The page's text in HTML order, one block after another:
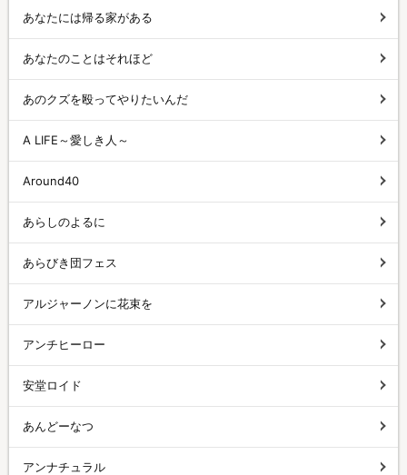
あなたには帰る家がある
あなたのことはそれほど
あのクズを殴ってやりたいんだ
A LIFE～愛しき人～
Around40
あらしのよるに
あらびき団フェス
アルジャーノンに花束を
アンチヒーロー
安堂ロイド
あんどーなつ
アンナチュラル